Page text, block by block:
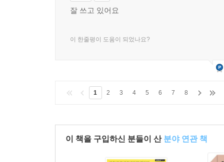
잘 쓰고 있어요
이 한줄평이 도움이 되었나요?
1 2 3 4 5 6 7 8
이 책을 구입하신 분들이 산 분야 연관 책